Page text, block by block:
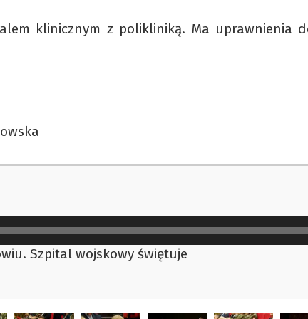
klinicznym z polikliniką. Ma uprawnienia
Szpital wojskowy świętuje